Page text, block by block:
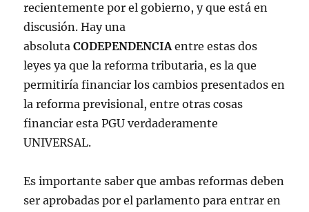
recientemente por el gobierno, y que está en
discusión. Hay una
absolutaCODEPENDENCIAentre estas dos
leyes ya que la reforma tributaria, es la que
permitiría financiar los cambios presentados en
la reforma previsional, entre otras cosas
financiar esta PGU verdaderamente
UNIVERSAL.
Es importante saber que ambas reformas deben
ser aprobadas por el parlamento para entrar en